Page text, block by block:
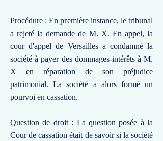
Procédure : En première instance, le tribunal
a rejeté la demande de M. X. En appel, la
cour d'appel de Versailles a condamné la
société à payer des dommages-intérêts à M.
X en réparation de son préjudice
patrimonial. La société a alors formé un
pourvoi en cassation.
Question de droit : La question posée à la
Cour de cassation était de savoir si la société